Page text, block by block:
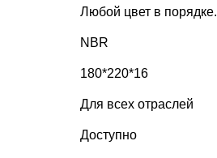
Любой цвет в порядке.
NBR
180*220*16
Для всех отраслей
Доступно